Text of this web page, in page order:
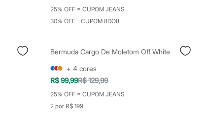
25% OFF = CUPOM JEANS
30% OFF - CUPOM 8DO8
Bermuda Cargo De Moletom Off White
+ 4 cores
R$ 99,99R$ 129,99
25% OFF = CUPOM JEANS
2 por R$ 199